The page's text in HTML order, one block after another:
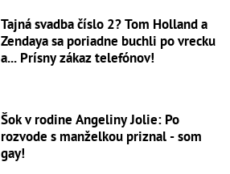
Tajná svadba číslo 2? Tom Holland a
Zendaya sa poriadne buchli po vrecku
a... Prísny zákaz telefónov!
Šok v rodine Angeliny Jolie: Po
rozvode s manželkou priznal - som
gay!